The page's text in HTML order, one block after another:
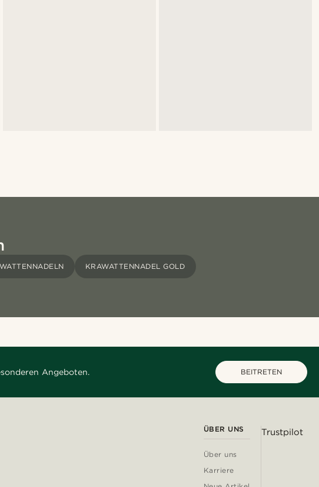
KRAWATTENNADEL GOLD
Angeboten. BEITRETEN
ÜBER UNS
Über uns
Karriere
Trustpilot